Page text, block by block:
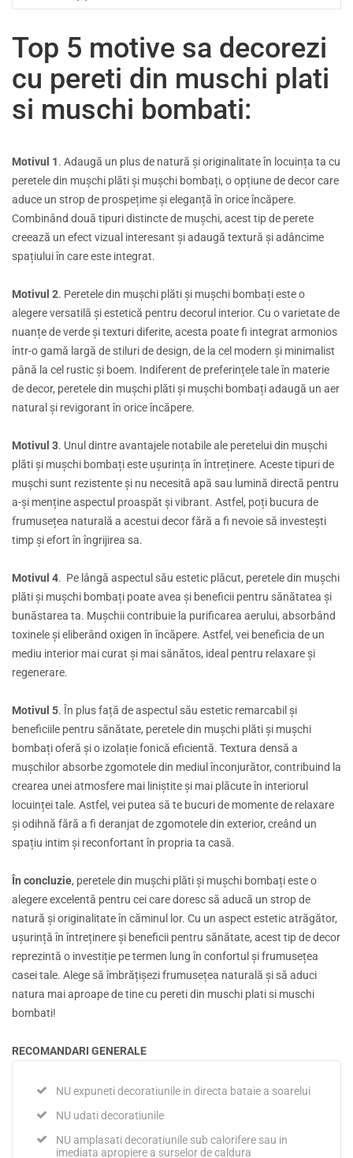
Top 5 motive sa decorezi
cu pereti din muschi plati
si muschi bombati:
Motivul 1. Adaugă un plus de natură și originalitate în locuința ta cu
peretele din mușchi plăti și mușchi bombați, o opțiune de decor care
aduce un strop de prospețime și eleganță în orice încăpere.
Combinând două tipuri distincte de mușchi, acest tip de perete
creează un efect vizual interesant și adaugă textură și adâncime
spațiului în care este integrat.
Motivul 2. Peretele din mușchi plăti și mușchi bombați este o
alegere versatilă și estetică pentru decorul interior. Cu o varietate de
nuanțe de verde și texturi diferite, acesta poate fi integrat armonios
într-o gamă largă de stiluri de design, de la cel modern și minimalist
până la cel rustic și boem. Indiferent de preferințele tale în materie
de decor, peretele din mușchi plăti și mușchi bombați adaugă un aer
natural și revigorant în orice încăpere.
Motivul 3. Unul dintre avantajele notabile ale peretelui din mușchi
plăti și mușchi bombați este ușurința în întreținere. Aceste tipuri de
mușchi sunt rezistente și nu necesită apă sau lumină directă pentru
a-și menține aspectul proaspăt și vibrant. Astfel, poți bucura de
frumusețea naturală a acestui decor fără a fi nevoie să investești
timp și efort în îngrijirea sa.
Motivul 4. Pe lângă aspectul său estetic plăcut, peretele din mușchi
plăti și mușchi bombați poate avea și beneficii pentru sănătatea și
bunăstarea ta. Mușchii contribuie la purificarea aerului, absorbând
toxinele și eliberând oxigen în încăpere. Astfel, vei beneficia de un
mediu interior mai curat și mai sănătos, ideal pentru relaxare și
regenerare.
Motivul 5. În plus față de aspectul său estetic remarcabil și
beneficiile pentru sănătate, peretele din mușchi plăti și mușchi
bombați oferă și o izolație fonică eficientă. Textura densă a
mușchilor absorbe zgomotele din mediul înconjurător, contribuind la
crearea unei atmosfere mai liniștite și mai plăcute în interiorul
locuinței tale. Astfel, vei putea să te bucuri de momente de relaxare
și odihnă fără a fi deranjat de zgomotele din exterior, creând un
spațiu intim și reconfortant în propria ta casă.
În concluzie, peretele din mușchi plăti și mușchi bombați este o
alegere excelentă pentru cei care doresc să aducă un strop de
natură și originalitate în căminul lor. Cu un aspect estetic atrăgător,
ușurință în întreținere și beneficii pentru sănătate, acest tip de decor
reprezintă o investiție pe termen lung în confortul și frumusețea
casei tale. Alege să îmbrățișezi frumusețea naturală și să aduci
natura mai aproape de tine cu pereti din muschi plati si muschi
bombati!
RECOMANDARI GENERALE
NU expuneti decoratiunile in directa bataie a soarelui
NU udati decoratiunile
NU amplasati decoratiunile sub calorifere sau in
imediata apropiere a surselor de caldura